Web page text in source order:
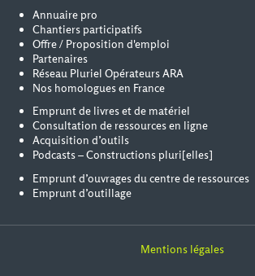
Annuaire pro
Chantiers participatifs
Offre / Proposition d'emploi
Partenaires
Réseau Pluriel Opérateurs ARA
Nos homologues en France
Emprunt de livres et de matériel
Consultation de ressources en ligne
Acquisition d’outils
Podcasts – Constructions pluri[elles]
Emprunt d’ouvrages du centre de ressources
Emprunt d’outillage
Mentions légales